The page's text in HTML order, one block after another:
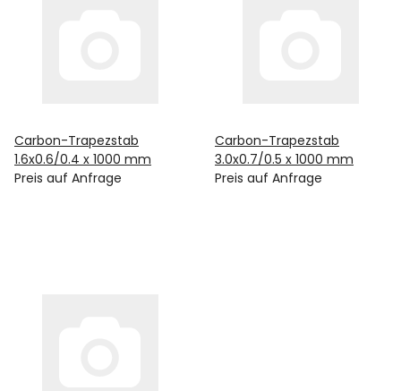
Carbon-Trapezstab
1.6x0.6/0.4 x 1000 mm
Preis auf Anfrage
Carbon-Trapezstab
3.0x0.7/0.5 x 1000 mm
Preis auf Anfrage